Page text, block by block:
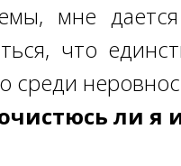
мне
что
среди
ли я